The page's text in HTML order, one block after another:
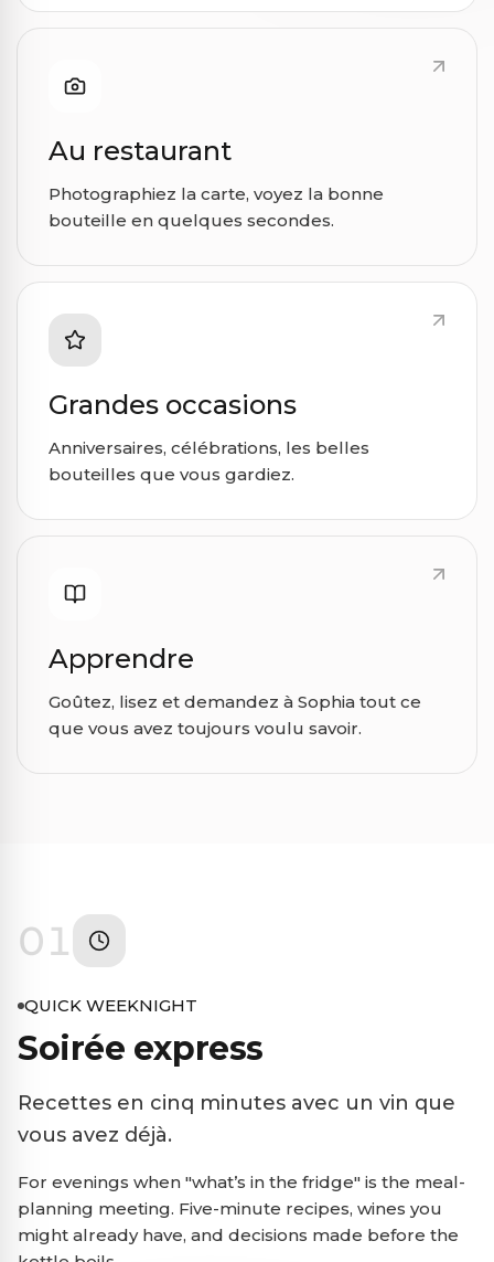
Au restaurant
Photographiez la carte, voyez la bonne
bouteille en quelques secondes.
Grandes occasions
Anniversaires, célébrations, les belles
bouteilles que vous gardiez.
Apprendre
Goûtez, lisez et demandez à Sophia tout ce
que vous avez toujours voulu savoir.
01
QUICK WEEKNIGHT
Soirée express
Recettes en cinq minutes avec un vin que
vous avez déjà.
For evenings when "what’s in the fridge" is the meal-
planning meeting. Five-minute recipes, wines you
might already have, and decisions made before the